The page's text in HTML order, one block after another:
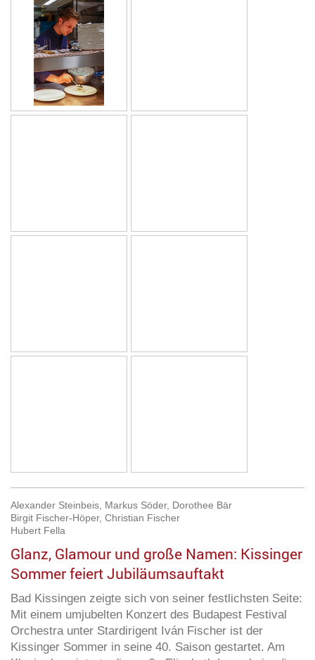
Alexander Steinbeis, Markus Söder, Dorothee Bär
Birgit Fischer-Höper, Christian Fischer
Hubert Fella
Glanz, Glamour und große Namen: Kissinger
Sommer feiert Jubiläumsauftakt
Bad Kissingen zeigte sich von seiner festlichsten Seite:
Mit einem umjubelten Konzert des Budapest Festival
Orchestra unter Stardirigent Iván Fischer ist der
Kissinger Sommer in seine 40. Saison gestartet. Am